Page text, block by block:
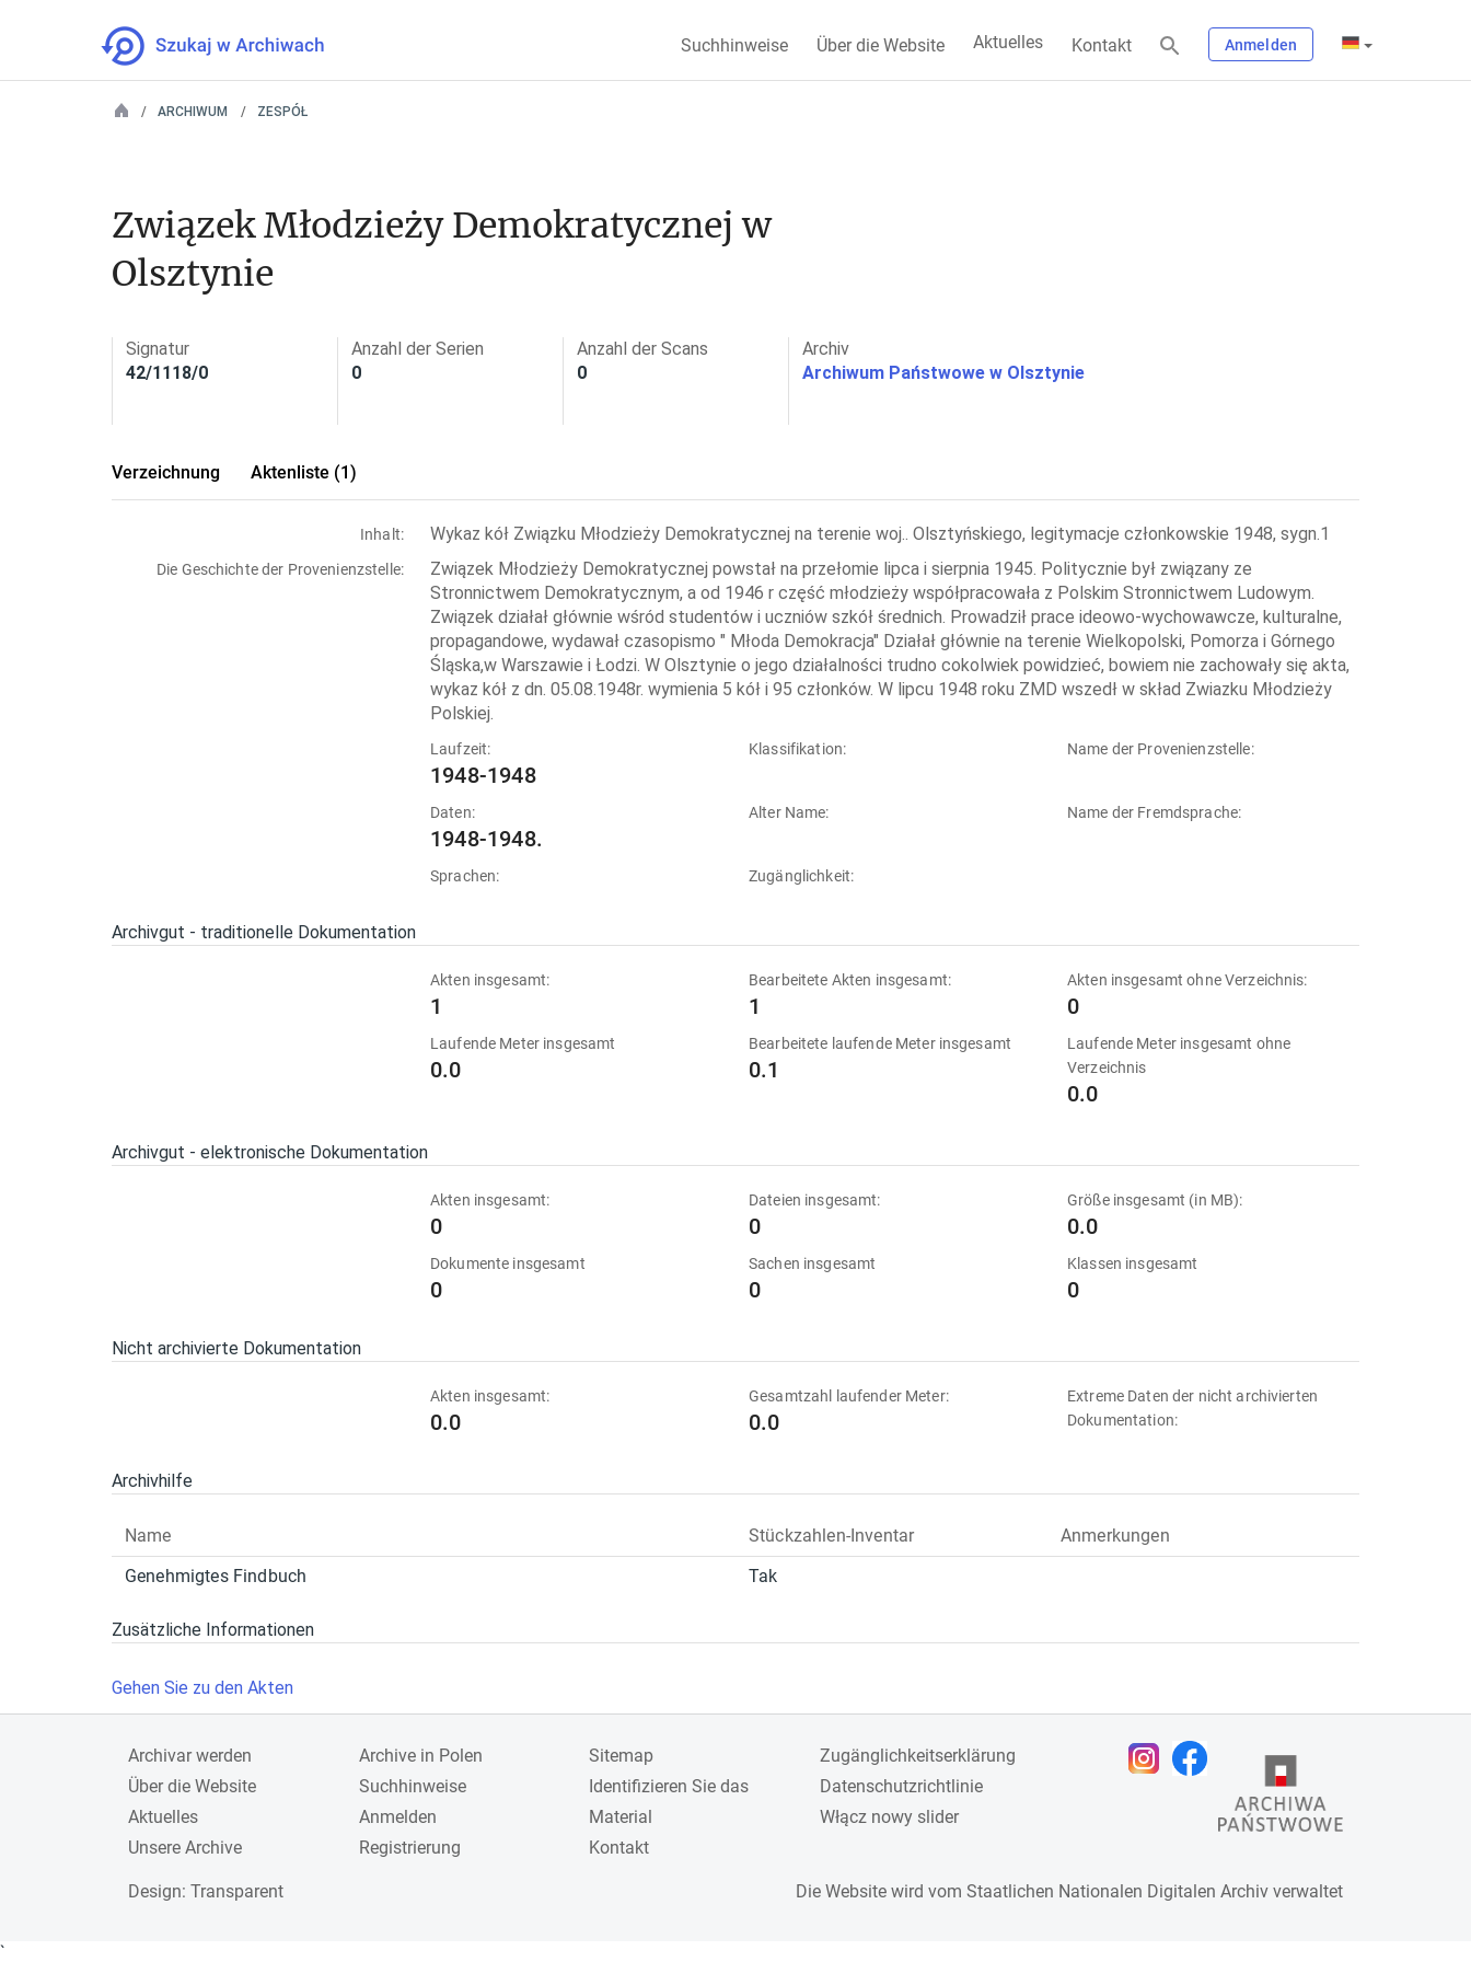
Suchhinweise Über die Website Aktuelles Kontakt Anmelden
ARCHIWUM ZESPÓŁ
Związek Młodzieży Demokratycznej w
Olsztynie
Signatur
42/1118/0
Anzahl der Serien
0
Anzahl der Scans
0
Archiv
Archiwum Państwowe w Olsztynie
Verzeichnung Aktenliste (1)
Inhalt: Wykaz kół Związku Młodzieży Demokratycznej na terenie woj.. Olsztyńskiego, legitymacje członkowskie 1948, sygn.1
Die Geschichte der Provenienzstelle:
Związek Młodzieży Demokratycznej powstał na przełomie lipca i sierpnia 1945. Politycznie był związany ze
Stronnictwem Demokratycznym, a od 1946 r część młodzieży współpracowała z Polskim Stronnictwem Ludowym.
Związek działał głównie wśród studentów i uczniów szkół średnich. Prowadził prace ideowo-wychowawcze, kulturalne,
propagandowe, wydawał czasopismo " Młoda Demokracja" Działał głównie na terenie Wielkopolski, Pomorza i Górnego
Śląska,w Warszawie i Łodzi. W Olsztynie o jego działalności trudno cokolwiek powidzieć, bowiem nie zachowały się akta,
wykaz kół z dn. 05.08.1948r. wymienia 5 kół i 95 członków. W lipcu 1948 roku ZMD wszedł w skład Zwiazku Młodzieży
Polskiej.
Laufzeit:
1948-1948
Klassifikation: Name der Provenienzstelle:
Daten:
1948-1948.
Alter Name: Name der Fremdsprache:
Sprachen: Zugänglichkeit:
Archivgut - traditionelle Dokumentation
Akten insgesamt:
1
Bearbeitete Akten insgesamt:
1
Akten insgesamt ohne Verzeichnis:
0
Laufende Meter insgesamt
0.0
Bearbeitete laufende Meter insgesamt
0.1
Laufende Meter insgesamt ohne
Verzeichnis
0.0
Archivgut - elektronische Dokumentation
Akten insgesamt:
0
Dateien insgesamt:
0
Größe insgesamt (in MB):
0.0
Dokumente insgesamt
0
Sachen insgesamt
0
Klassen insgesamt
0
Nicht archivierte Dokumentation
Akten insgesamt:
0.0
Gesamtzahl laufender Meter:
0.0
Extreme Daten der nicht archivierten
Dokumentation:
Archivhilfe
Name Stückzahlen-Inventar
Anmerkungen
Genehmigtes Findbuch
Tak
Zusätzliche Informationen
Gehen Sie zu den Akten
Archivar werden
Über die Website
Aktuelles
Unsere Archive
Archive in Polen
Suchhinweise
Anmelden
Registrierung
Sitemap
Identifizieren Sie das
Material
Kontakt
Zugänglichkeitserklärung
Datenschutzrichtlinie
Włącz nowy slider
Design: Transparent Die Website wird vom Staatlichen Nationalen Digitalen Archiv verwaltet
`